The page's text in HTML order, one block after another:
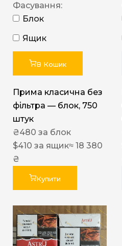
Фасування:
Блок
Ящик
В Кошик
Прима класична без
фільтра — блок, 750
штук
₴480 за блок
$410 за ящик≈ 18 380
₴
Купити